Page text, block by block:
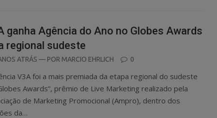
ganha Agência do Ano no Globes Awards
regional sudeste
ATRÁS — POR MARCIO EHRLICH 0
V3A foi a mais premiada da etapa regional do sudeste
Awards”, prêmio de Live Marketing realizado pela
de Marketing Promocional (Ampro), dentro dos
da…